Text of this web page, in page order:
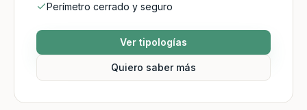
Perímetro cerrado y seguro
Ver tipologías
Quiero saber más